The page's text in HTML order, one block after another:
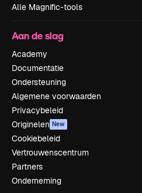
Alle Magnific-tools
Aan de slag
Academy
Documentatie
Ondersteuning
Algemene voorwaarden
Privacybeleid
Originelen New
Cookiebeleid
Vertrouwenscentrum
Partners
Onderneming